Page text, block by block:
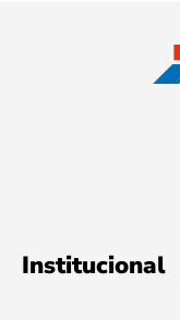
Institucional